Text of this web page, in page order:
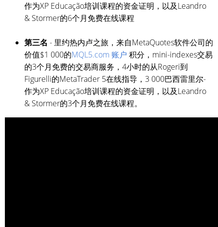
作为XP Educação培训课程的资金证明，以及Leandro
& Stormer的6个月免费在线课程
第三名 - 里约热内卢之旅，来自MetaQuotes软件公司的
价值$1 000的MQL5.com 账户 积分，mini-indexes交易
的3个月免费的交易商服务，4小时的从Rogeri到
Figurelli的MetaTrader 5在线指导，3 000巴西雷里尔-
作为XP Educação培训课程的资金证明，以及Leandro
& Stormer的3个月免费在线课程。